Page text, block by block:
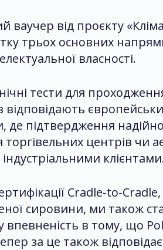
ваучер від проєкту
трьох основних
власності.
тести для
відповідають
де підтвердження
торгівельних центрів чи
Cradle-to-
сировини, ми також
впевненість в тому, що
за це також